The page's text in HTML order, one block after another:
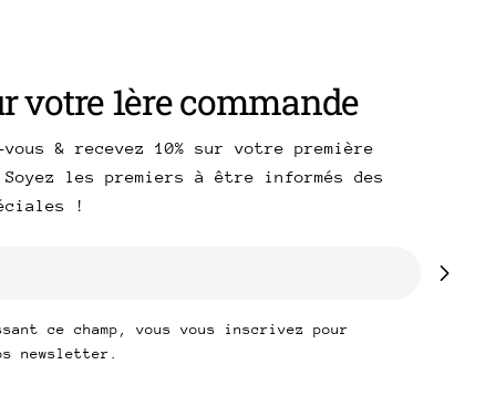
votre 1ère commande
& recevez 10% sur votre première
Soyez les premiers à être informés des
!
ce champ, vous vous inscrivez pour
newsletter.